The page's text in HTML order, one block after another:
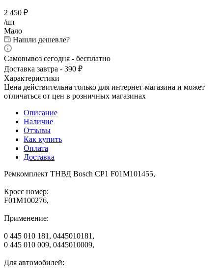
2 450 ₽
/шт
Мало
Нашли дешевле?
Самовывоз сегодня - бесплатно
Доставка завтра - 390 ₽
Характеристики
Цена действительна только для интернет-магазина и может
отличаться от цен в розничных магазинах
Описание
Наличие
Отзывы
Как купить
Оплата
Доставка
Ремкомплект ТНВД Bosch CP1 F01M101455,
Кросс номер:
F01M100276,
Применение:
0 445 010 181, 0445010181,
0 445 010 009, 0445010009,
Для автомобилей: